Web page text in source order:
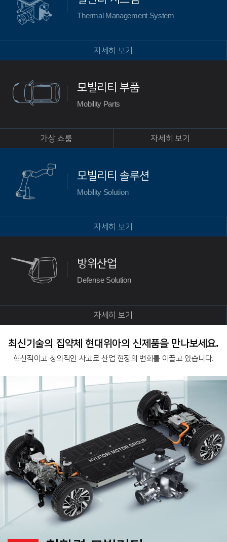
Thermal Management System
자세히 보기
모빌리티 부품
Mobility Parts
가상 쇼룸 자세히 보기
모빌리티 솔루션
Mobility Solution
자세히 보기
방위산업
Defense Solution
자세히 보기
최신기술의 집약체 현대위아의 신제품을 만나보세요.
혁신적이고 창의적인 사고로 산업 현장의 변화를 이끌고 있습니다.